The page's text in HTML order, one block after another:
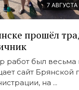
7 АВГУСТА
прошёл
работ был
сайт Брянской
на ...